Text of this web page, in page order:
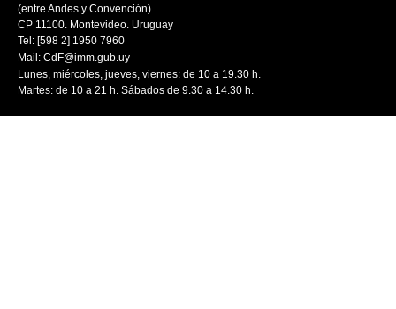
(entre Andes y Convención)
CP 11100. Montevideo. Uruguay
Tel: [598 2] 1950 7960
Mail: CdF@imm.gub.uy
Lunes, miércoles, jueves, viernes: de 10 a 19.30 h.
Martes: de 10 a 21 h. Sábados de 9.30 a 14.30 h.